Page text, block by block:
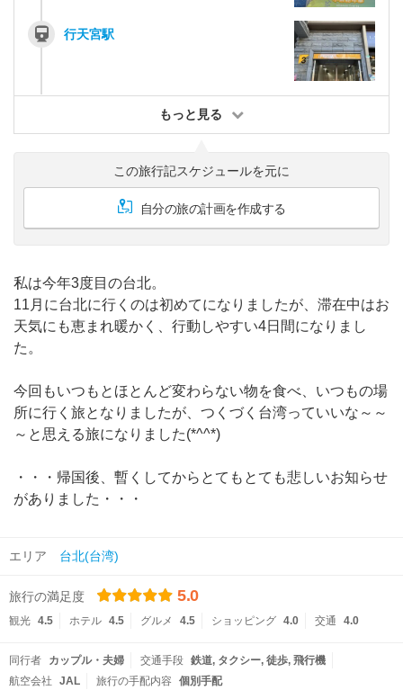
行天宮駅
もっと見る
この旅行記スケジュールを元に
自分の旅の計画を作成する
私は今年3度目の台北。
11月に台北に行くのは初めてになりましたが、滞在中はお
天気にも恵まれ暖かく、行動しやすい4日間になりまし
た。
今回もいつもとほとんど変わらない物を食べ、いつもの場
所に行く旅となりましたが、つくづく台湾っていいな～～
～と思える旅になりました(*^^*)
・・・帰国後、暫くしてからとてもとても悲しいお知らせ
がありました・・・
エリア 台北(台湾)
旅行の満足度 5.0
観光 4.5 ホテル 4.5 グルメ 4.5 ショッピング 4.0 交通 4.0
同行者 カップル・夫婦 交通手段 鉄道 タクシー 徒歩 飛行機
航空会社
JAL 旅行の手配内容 個別手配